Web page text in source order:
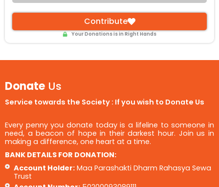
Contribute
Your Donations is in Right Hands
Donate Us
Service towards the Society : If you wish to Donate Us
Every penny you donate today is a lifeline to someone in
need, a beacon of hope in their darkest hour. Join us in
making a difference, one heart at a time.
BANK DETAILS FOR DONATION:
Account Holder:Maa Parashakti Dharm Rahasya Sewa
Trust